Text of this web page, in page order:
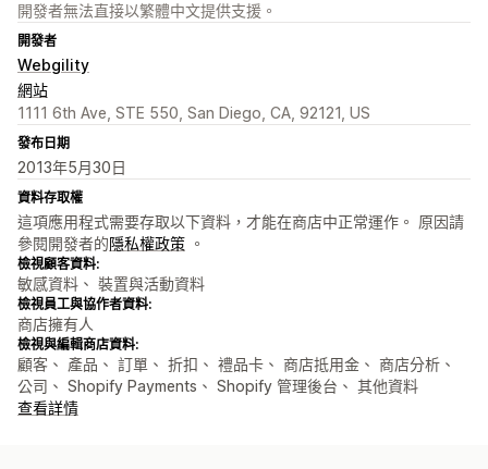
開發者無法直接以繁體中文提供支援。
開發者
Webgility
網站
1111 6th Ave, STE 550, San Diego, CA, 92121, US
發布日期
2013年5月30日
資料存取權
這項應用程式需要存取以下資料，才能在商店中正常運作。 原因請
參閱開發者的隱私權政策 。
檢視顧客資料:
敏感資料、 裝置與活動資料
檢視員工與協作者資料:
商店擁有人
檢視與編輯商店資料:
顧客、 產品、 訂單、 折扣、 禮品卡、 商店抵用金、 商店分析、
公司、 Shopify Payments、 Shopify 管理後台、 其他資料
查看詳情